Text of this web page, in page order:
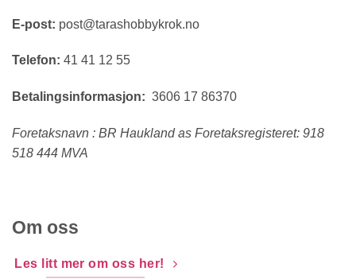
E-post: post@tarashobbykrok.no
Telefon: 41 41 12 55
Betalingsinformasjon: 3606 17 86370
Foretaksnavn : BR Haukland as Foretaksregisteret: 918
518 444 MVA
Om oss
Les litt mer om oss her!